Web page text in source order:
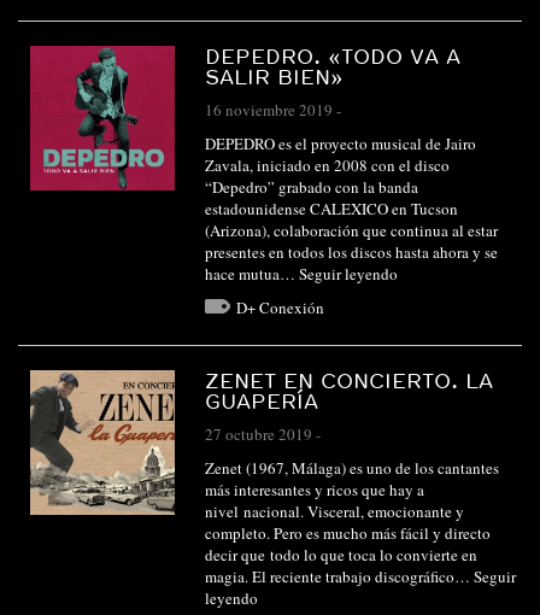
DEPEDRO. «TODO VA A
SALIR BIEN»
16 noviembre 2019 -
DEPEDRO es el proyecto musical de Jairo
Zavala, iniciado en 2008 con el disco
“Depedro” grabado con la banda
estadounidense CALEXICO en Tucson
(Arizona), colaboración que continua al estar
presentes en todos los discos hasta ahora y se
hace mutua… Seguir leyendo
D+ Conexión
ZENET EN CONCIERTO. LA
GUAPERÍA
27 octubre 2019 -
Zenet (1967, Málaga) es uno de los cantantes
más interesantes y ricos que hay a
nivel nacional. Visceral, emocionante y
completo. Pero es mucho más fácil y directo
decir que todo lo que toca lo convierte en
magia. El reciente trabajo discográfico… Seguir
leyendo